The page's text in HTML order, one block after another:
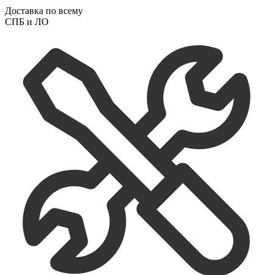
Доставка по всему
СПБ и ЛО